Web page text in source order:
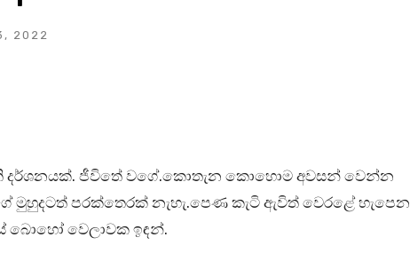
2022
දර්ශනයක්. ජීවිතේ වගේ.කොතැන කොහොම අවසන් වෙන්න
පරක්තෙරක් නැහැ.පෙණ කැටි ඇවිත් වෙරළේ හැපෙන
බොහෝ වෙලාවක ඉඳන්.